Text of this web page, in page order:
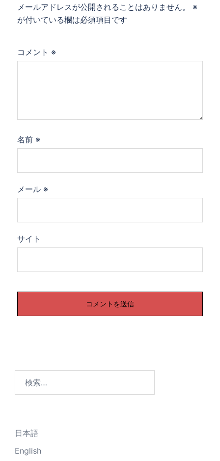
ンメールアドレスが公開されることはありません。
※
が付いている欄は必須項目です
コメント ※
名前 ※
メール ※
サイト
日本語
English